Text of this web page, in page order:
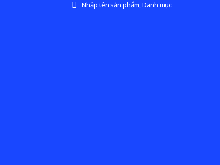
Nhập tên sản phẩm, Danh mục